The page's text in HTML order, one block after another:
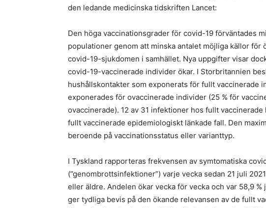
den ledande medicinska tidskriften Lancet:
Den höga vaccinationsgrader för covid-19 förväntades
populationer genom att minska antalet möjliga källor
covid-19-sjukdomen i samhället. Nya uppgifter visar
covid-19-vaccinerade individer ökar. I Storbritannien
hushållskontakter som exponerats för fullt vaccinerade
exponerades för ovaccinerade individer (25 % för
ovaccinerade). 12 av 31 infektioner hos fullt
fullt vaccinerade epidemiologiskt länkade fall. Den
beroende på vaccinationsstatus eller varianttyp.
I Tyskland rapporteras frekvensen av symtomatiska
(”genombrottsinfektioner”) varje vecka sedan 21 juli
eller äldre. Andelen ökar vecka för vecka och var 58,9
ger tydliga bevis på den ökande relevansen av de fullt